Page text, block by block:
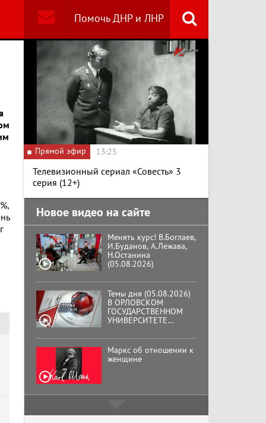
Помочь ДНР и ЛНР
Прямой эфир 13:25
Телевизионный сериал «Совесть» 3
серия (12+)
Новое видео на сайте
Специальный репортаж
«Безразмерное
Кольцо»
К ГРАЖДАНАМ
РОССИИ! Обращение
Г.А. Зюганова,
Председателя ЦК
фракции КПРФ в
Государственной Думе
террор"
Менять курс! В.Боглаев,
И.Буданов, А.Лежава,
Н.Останина
(05.08.2026)
Темы дня (05.08.2026)
В ОРЛОВСКОМ
ГОСУДАРСТВЕННОМ
УНИВЕРСИТЕТЕ
АУДИТОРИЯ ИМЕНИ
ЗНАМЕНИТОГО
ВЫПУСКНИКА,
ГЕННАДИЯ ЗЮГАНОВА.
Маркс об отношении к
женщине
кооператор